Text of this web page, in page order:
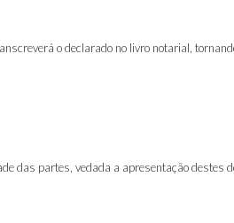
o declarado no livro notarial,
das partes, vedada a apresentação destes